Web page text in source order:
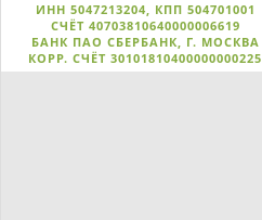
ИНН 5047213204, КПП 504701001
СЧЁТ 40703810640000006619
БАНК ПАО СБЕРБАНК, Г. МОСКВА
КОРР. СЧЁТ 30101810400000000225